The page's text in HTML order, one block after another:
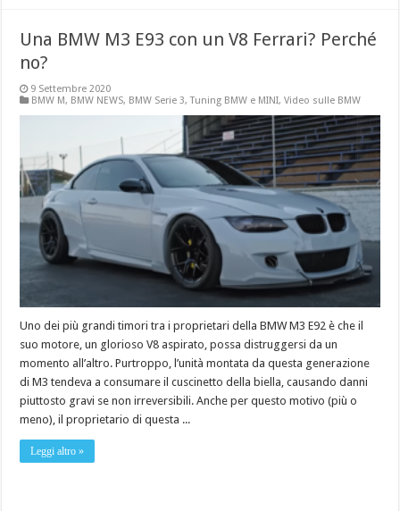
Una BMW M3 E93 con un V8 Ferrari? Perché
no?
9 Settembre 2020
BMW M, BMW NEWS, BMW Serie 3,Tuning BMW e MINI,Video sulle BMW
Uno dei più grandi timori tra i proprietari della BMW M3 E92 è che il
suo motore, un glorioso V8 aspirato, possa distruggersi da un
momento all’altro. Purtroppo, l’unità montata da questa generazione
di M3 tendeva a consumare il cuscinetto della biella, causando danni
piuttosto gravi se non irreversibili. Anche per questo motivo (più o
meno), il proprietario di questa ...
Leggi altro »